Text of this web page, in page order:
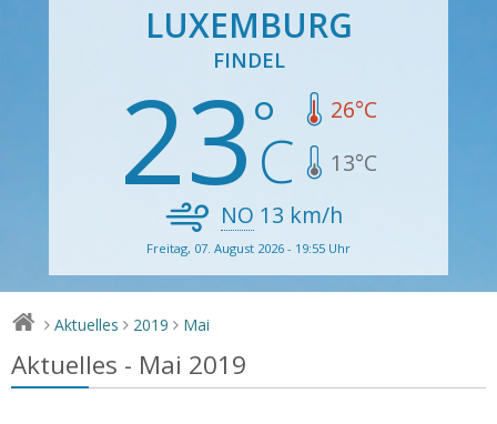
LUXEMBURG
FINDEL
23 26°C
13°C
NO 13 km/h
Freitag, 07. August 2026 - 19:55 Uhr
> Aktuelles > 2019 > Mai
Aktuelles - Mai 2019